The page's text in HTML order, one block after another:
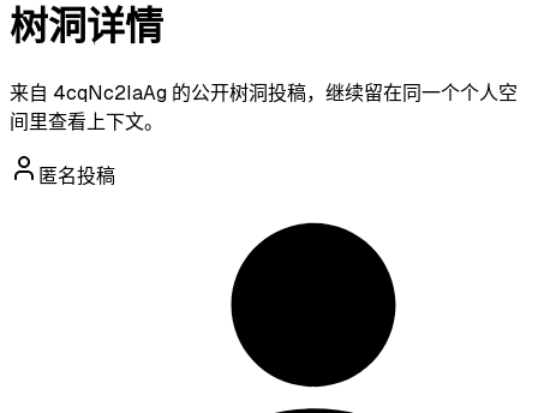
树洞详情
来自 4cqNc2IaAg 的公开树洞投稿，继续留在同一个个人空
间里查看上下文。
匿名投稿